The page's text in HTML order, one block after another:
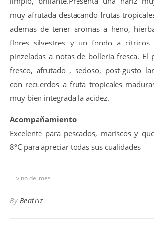
muy afrutada destacando frutas
ademas de tener aromas a heno,
flores silvestres y un fondo a citricos
pinzeladas a notas de bolleria fresca. El
fresco, afrutado , sedoso, post-gusto
con recuerdos a fruta tropicales
muy bien integrada la acidez.
Acompañamiento
Excelente para pescados, mariscos y
8ºC para apreciar todas sus cualidades
vino del mes
By Beatriz